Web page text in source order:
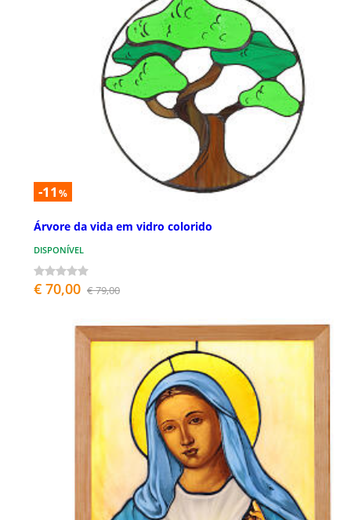
-11 %
Árvore da vida em vidro colorido
DISPONÍVEL
€ 70,00 € 79,00